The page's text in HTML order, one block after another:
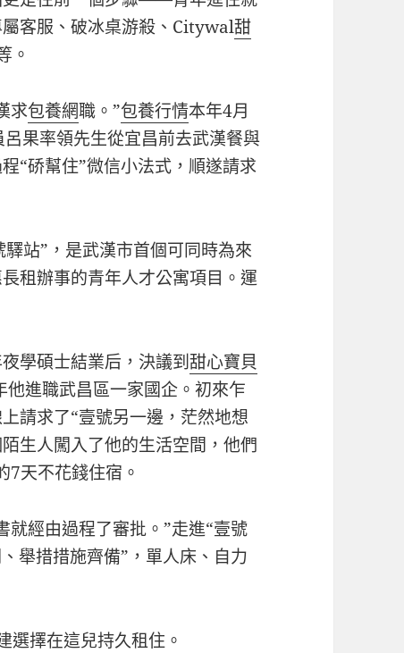
客服、破冰桌游殺、Citywal甜
。
求包養網職。”包養行情本年4月
果率領先生從宜昌前去武漢餐與
“硚幫住”微信小法式，順遂請求
站”，是武漢市首個可同時為來
租辦事的青年人才公寓項目。運
學碩士結業后，決議到甜心寶貝
進職武昌區一家國企。初來乍
請求了“壹號另一邊，茫然地想
生人闖入了他的生活空間，他們
7天不花錢住宿。
就經由過程了審批。”走進“壹號
舉措措施齊備”，單人床、自力
選擇在這兒持久租住。